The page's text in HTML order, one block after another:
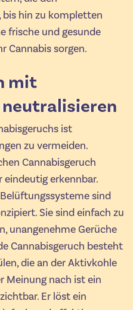
bis hin zu kompletten
frische und gesunde
Cannabis sorgen.
mit
ist
zu vermeiden.
Cannabisgeruch
eindeutig erkennbar.
sind
Sie sind einfach zu
unangenehme Gerüche
Cannabisgeruch besteht
die an der Aktivkohle
Meinung nach ist ein
Er löst ein